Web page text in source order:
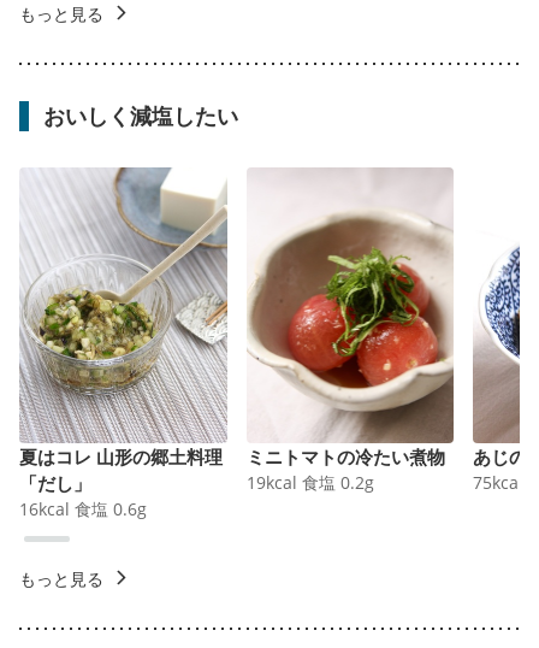
もっと見る
おいしく減塩したい
夏はコレ 山形の郷土料理
「だし」
16kcal 食塩 0.6g
ミニトマトの冷たい煮物
19kcal 食塩 0.2g
あじの
75kcal
もっと見る